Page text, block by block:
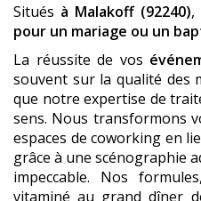
Situés à Malakoff (92240),
pour un mariage ou un
La réussite de vos
souvent sur la qualité des
que notre expertise de
sens. Nous transformons
espaces de coworking en
grâce à une scénographie
impeccable. Nos
vitaminé au grand dîner